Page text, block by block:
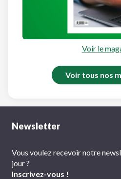
Voir le
Voir tous nos
Newsletter
Vous voulez recevoir notre
jour ?
Inscrivez-vous !